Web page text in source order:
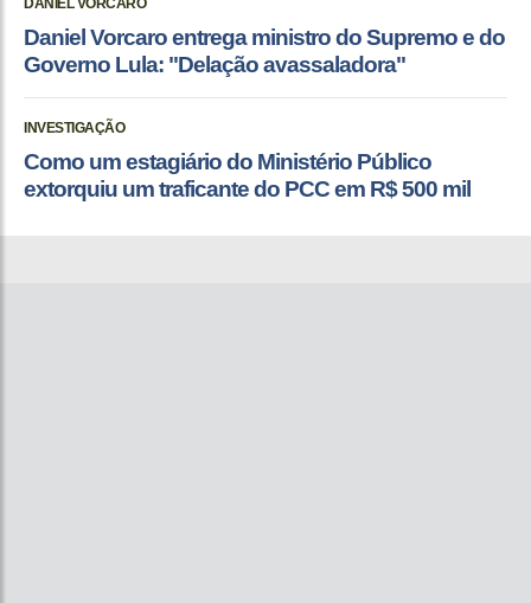
DANIEL VORCARO
Daniel Vorcaro entrega ministro do Supremo e do
Governo Lula: "Delação avassaladora"
INVESTIGAÇÃO
Como um estagiário do Ministério Público
extorquiu um traficante do PCC em R$ 500 mil